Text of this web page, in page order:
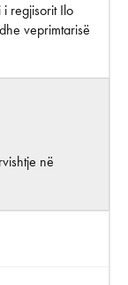
i regjisorit Ilo
veprimtarisë
në